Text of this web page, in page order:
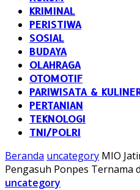
KRIMINAL
PERISTIWA
SOSIAL
BUDAYA
OLAHRAGA
OTOMOTIF
PARIWISATA &
PERTANIAN
TEKNOLOGI
TNI/POLRI
Beranda uncategory MIO
Pengasuh Ponpes Ternama
uncategory